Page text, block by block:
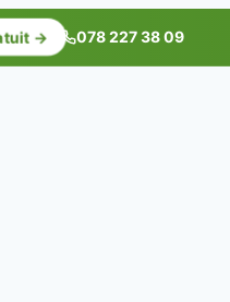
→ 078 227 38 09